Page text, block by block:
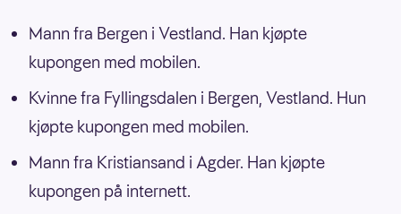
Mann fra Bergen i Vestland. Han kjøpte
kupongen med mobilen.
Kvinne fra Fyllingsdalen i Bergen, Vestland. Hun
kjøpte kupongen med mobilen.
Mann fra Kristiansand i Agder. Han kjøpte
kupongen på internett.